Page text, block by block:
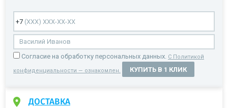
Cогласие на обработку персональных данных. С Политикой
конфиденциальности — ознакомлен. КУПИТЬ В 1 КЛИК
ДОСТАВКА